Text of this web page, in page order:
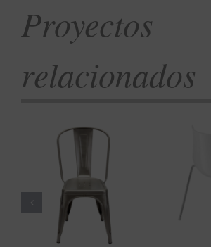
Proyectos
relacionados